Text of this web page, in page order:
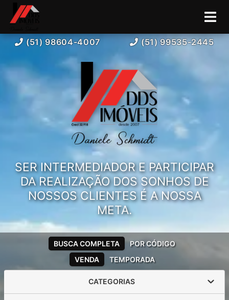
(51) 98604-4007 (51) 99535-2445
SER INTERMEDIADOR E PARTICIPAR
DA REALIZAÇÃO DOS SONHOS DE
NOSSOS CLIENTES É A NOSSA
META.
VENDA TEMPORADA
BUSCA COMPLETA POR CÓDIGO
CATEGORIAS